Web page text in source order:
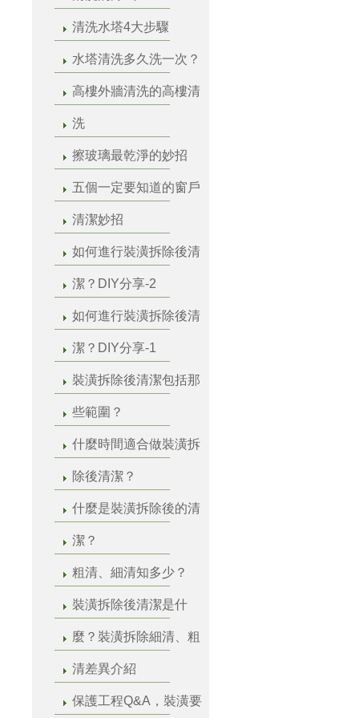
清洗水塔4大步驟
水塔清洗多久洗一次？
高樓外牆清洗的高樓清
洗
擦玻璃最乾淨的妙招
五個一定要知道的窗戶
清潔妙招
如何進行裝潢拆除後清
潔？DIY分享-2
如何進行裝潢拆除後清
潔？DIY分享-1
裝潢拆除後清潔包括那
些範圍？
什麼時間適合做裝潢拆
除後清潔？
什麼是裝潢拆除後的清
潔？
粗清、細清知多少？
裝潢拆除後清潔是什
麼？裝潢拆除細清、粗
清差異介紹
保護工程Q&A，裝潢要